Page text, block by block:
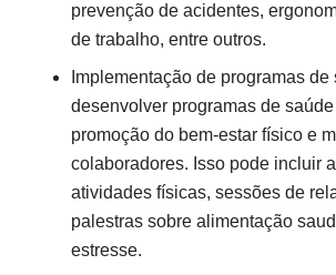
prevenção de acidentes,
de trabalho, entre outros.
Implementação de programas de
desenvolver programas de
promoção do bem-estar físico e
colaboradores. Isso pode incluir
atividades físicas, sessões de
palestras sobre alimentação
estresse.